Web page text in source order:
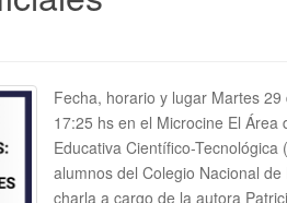
Fecha, horario y lugar Martes
17:25 hs en el Microcine El Área
Educativa Científico-Tecnológica
alumnos del Colegio Nacional
charla a cargo de la autora